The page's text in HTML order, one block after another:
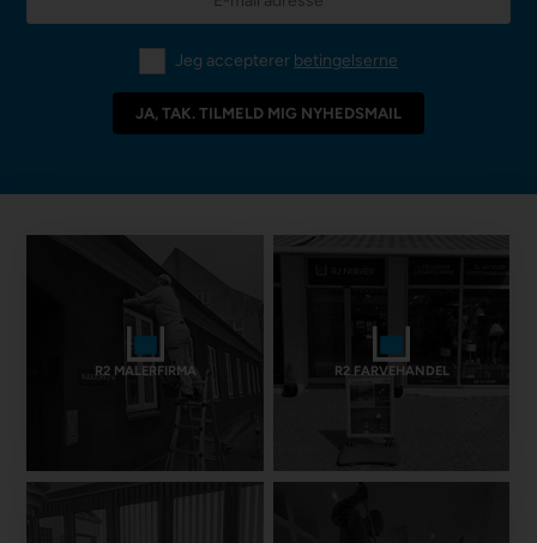
Jeg accepterer betingelserne
R2 MALERFIRMA R2 FARVEHANDEL